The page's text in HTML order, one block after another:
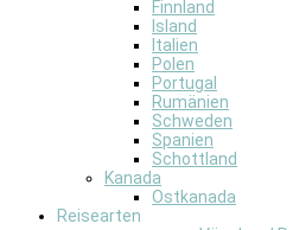
Finnland
Island
Italien
Polen
Portugal
Rumänien
Schweden
Spanien
Schottland
Kanada
Ostkanada
Reisearten